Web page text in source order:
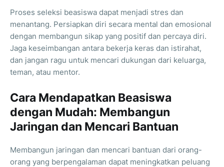
Proses seleksi beasiswa dapat menjadi stres dan
menantang. Persiapkan diri secara mental dan emosional
dengan membangun sikap yang positif dan percaya diri.
Jaga keseimbangan antara bekerja keras dan istirahat,
dan jangan ragu untuk mencari dukungan dari keluarga,
teman, atau mentor.
Cara Mendapatkan Beasiswa
dengan Mudah: Membangun
Jaringan dan Mencari Bantuan
Membangun jaringan dan mencari bantuan dari orang-
orang yang berpengalaman dapat meningkatkan peluang